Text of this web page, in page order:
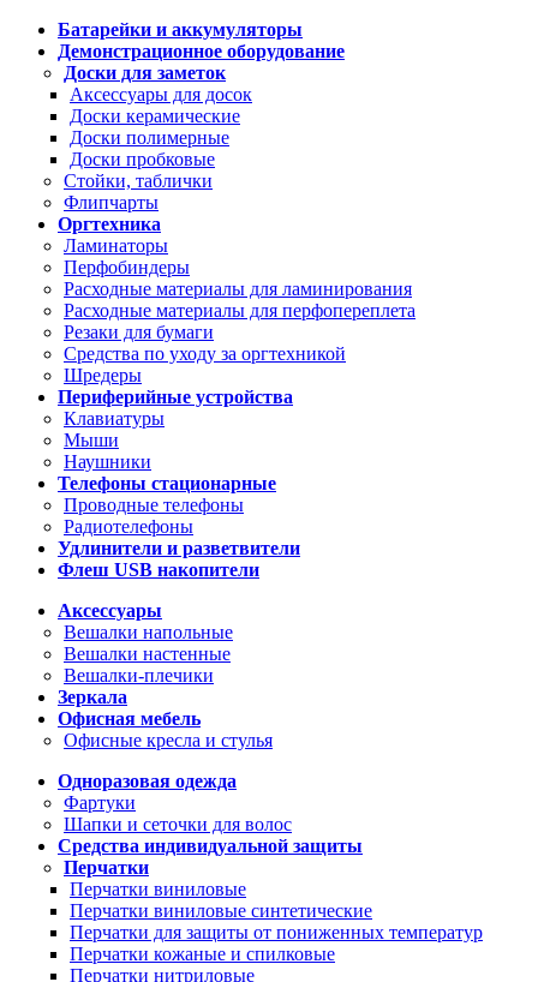
Батарейки и аккумуляторы
Демонстрационное оборудование
Доски для заметок
Аксессуары для досок
Доски керамические
Доски полимерные
Доски пробковые
Стойки, таблички
Флипчарты
Оргтехника
Ламинаторы
Перфобиндеры
Расходные материалы для ламинирования
Расходные материалы для перфопереплета
Резаки для бумаги
Средства по уходу за оргтехникой
Шредеры
Периферийные устройства
Клавиатуры
Мыши
Наушники
Телефоны стационарные
Проводные телефоны
Радиотелефоны
Удлинители и разветвители
Флеш USB накопители
Аксессуары
Вешалки напольные
Вешалки настенные
Вешалки-плечики
Зеркала
Офисная мебель
Офисные кресла и стулья
Одноразовая одежда
Фартуки
Шапки и сеточки для волос
Средства индивидуальной защиты
Перчатки
Перчатки виниловые
Перчатки виниловые синтетические
Перчатки для защиты от пониженных температур
Перчатки кожаные и спилковые
Перчатки нитриловые